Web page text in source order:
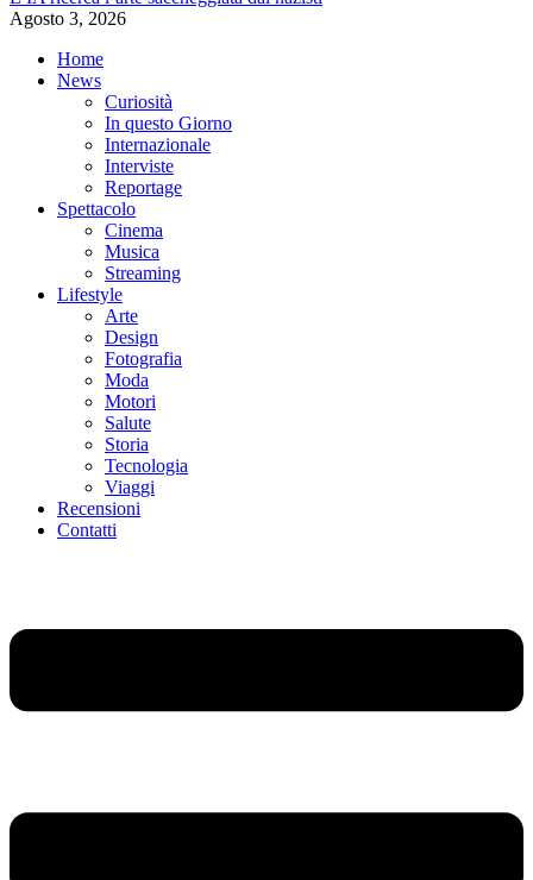
Agosto 3, 2026
Home
News
Curiosità
In questo Giorno
Internazionale
Interviste
Reportage
Spettacolo
Cinema
Musica
Streaming
Lifestyle
Arte
Design
Fotografia
Moda
Motori
Salute
Storia
Tecnologia
Viaggi
Recensioni
Contatti